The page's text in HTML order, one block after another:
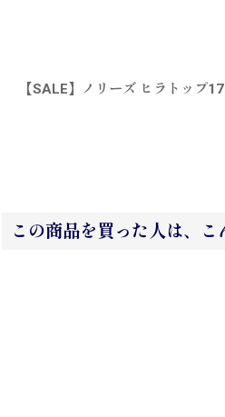
【SALE】ノリーズ ヒラトップ
この商品を買った人は、